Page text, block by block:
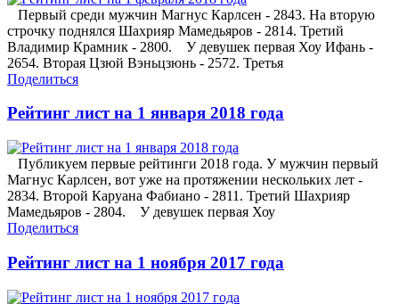
Первый среди мужчин Магнус Карлсен - 2843. На вторую
строчку поднялся Шахрияр Мамедьяров - 2814. Третий
Владимир Крамник - 2800. У девушек первая Хоу Ифань -
2654. Вторая Цзюй Вэньцзюнь - 2572. Третья
Поделиться
Рейтинг лист на 1 января 2018 года
Публикуем первые рейтинги 2018 года. У мужчин первый
Магнус Карлсен, вот уже на протяжении нескольких лет -
2834. Второй Каруана Фабиано - 2811. Третий Шахрияр
Мамедьяров - 2804. У девушек первая Хоу
Поделиться
Рейтинг лист на 1 ноября 2017 года